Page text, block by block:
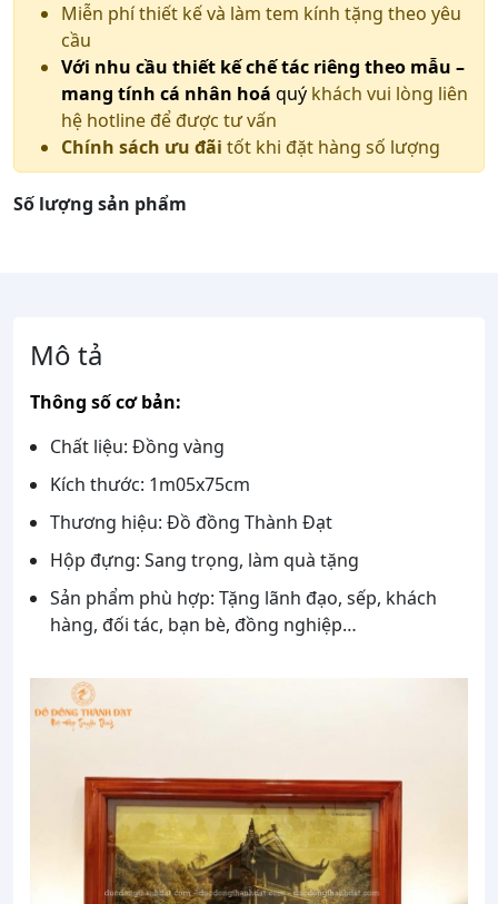
Miễn phí thiết kế và làm tem kính tặng theo yêu
cầu
Với nhu cầu thiết kế chế tác riêng theo mẫu –
mang tính cá nhân hoá quý khách vui lòng liên
hệ hotline để được tư vấn
Chính sách ưu đãi tốt khi đặt hàng số lượng
Số lượng sản phẩm
Mô tả
Thông số cơ bản:
Chất liệu: Đồng vàng
Kích thước: 1m05x75cm
Thương hiệu: Đồ đồng Thành Đạt
Hộp đựng: Sang trọng, làm quà tặng
Sản phẩm phù hợp: Tặng lãnh đạo, sếp, khách
hàng, đối tác, bạn bè, đồng nghiệp…